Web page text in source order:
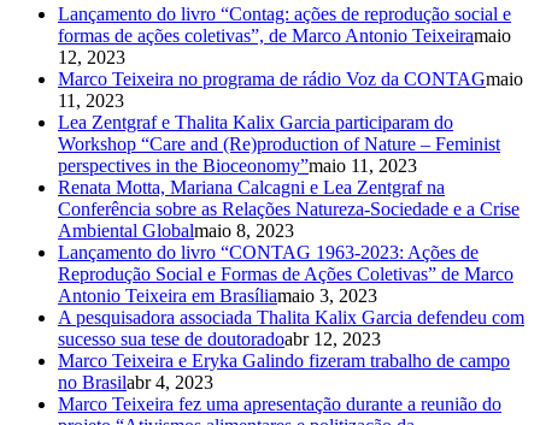
Lançamento do livro “Contag: ações de reprodução social e
formas de ações coletivas”, de Marco Antonio Teixeiramaio
12, 2023
Marco Teixeira no programa de rádio Voz da CONTAGmaio
11, 2023
Lea Zentgraf e Thalita Kalix Garcia participaram do
Workshop “Care and (Re)production of Nature – Feminist
perspectives in the Bioceonomy”maio 11, 2023
Renata Motta, Mariana Calcagni e Lea Zentgraf na
Conferência sobre as Relações Natureza-Sociedade e a Crise
Ambiental Globalmaio 8, 2023
Lançamento do livro “CONTAG 1963-2023: Ações de
Reprodução Social e Formas de Ações Coletivas” de Marco
Antonio Teixeira em Brasíliamaio 3, 2023
A pesquisadora associada Thalita Kalix Garcia defendeu com
sucesso sua tese de doutoradoabr 12, 2023
Marco Teixeira e Eryka Galindo fizeram trabalho de campo
no Brasilabr 4, 2023
Marco Teixeira fez uma apresentação durante a reunião do